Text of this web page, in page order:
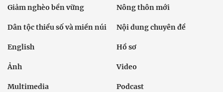
Giảm nghèo bền vững Nông thôn mới
Dân tộc thiểu số và miền núi Nội dung chuyên đề
English Hồ sơ
Ảnh Video
Multimedia Podcast